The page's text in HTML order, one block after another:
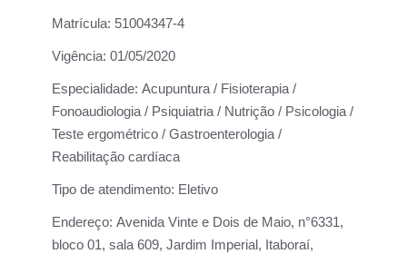
Matrícula: 51004347-4
Vigência: 01/05/2020
Especialidade: Acupuntura / Fisioterapia /
Fonoaudiologia / Psiquiatria / Nutrição / Psicologia /
Teste ergométrico / Gastroenterologia /
Reabilitação cardíaca
Tipo de atendimento: Eletivo
Endereço: Avenida Vinte e Dois de Maio, n°6331,
bloco 01, sala 609, Jardim Imperial, Itaboraí,